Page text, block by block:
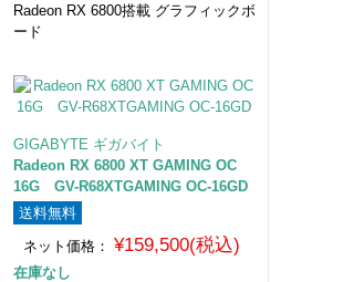
Radeon RX 6800搭載 グラフィックボ
ード
GIGABYTE ギガバイト
Radeon RX 6800 XT GAMING OC
16G GV-R68XTGAMING OC-16GD
送料無料
ネット価格：
¥159,500(税込)
在庫なし